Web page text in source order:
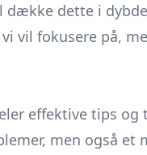
dække dette i
vil fokusere på,
effektive tips
men også et